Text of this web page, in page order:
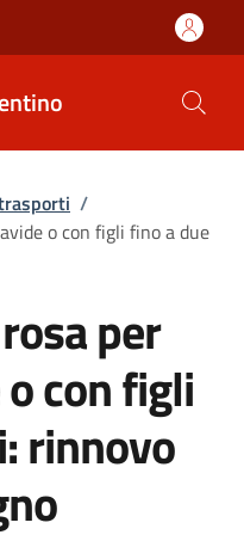
/
o con figli fino a due
per
con figli
rinnovo